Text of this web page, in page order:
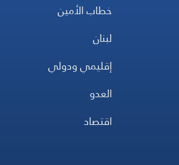
خطاب الأمين
لبنان
إقليمي ودولي
العدو
اقتصاد